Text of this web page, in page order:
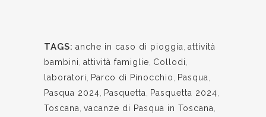
TAGS: anche in caso di pioggia, attività
bambini, attività famiglie, Collodi,
laboratori, Parco di Pinocchio, Pasqua,
Pasqua 2024, Pasquetta, Pasquetta 2024,
Toscana, vacanze di Pasqua in Toscana,